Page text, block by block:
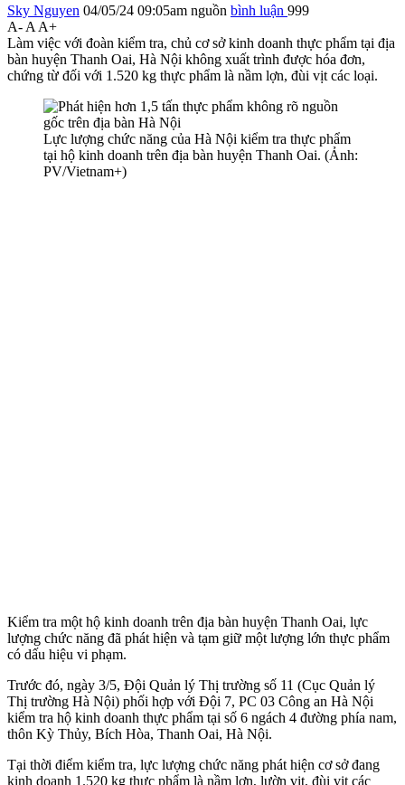
Sky Nguyen 04/05/24 09:05am nguồn bình luận 999
A- A A+
Làm việc với đoàn kiểm tra, chủ cơ sở kinh doanh thực phẩm tại địa
bàn huyện Thanh Oai, Hà Nội không xuất trình được hóa đơn,
chứng từ đối với 1.520 kg thực phẩm là nầm lợn, đùi vịt các loại.
Lực lượng chức năng của Hà Nội kiểm tra thực phẩm
tại hộ kinh doanh trên địa bàn huyện Thanh Oai. (Ảnh:
PV/Vietnam+)
Kiểm tra một hộ kinh doanh trên địa bàn huyện Thanh Oai, lực
lượng chức năng đã phát hiện và tạm giữ một lượng lớn thực phẩm
có dấu hiệu vi phạm.
Trước đó, ngày 3/5, Đội Quản lý Thị trường số 11 (Cục Quản lý
Thị trường Hà Nội) phối hợp với Đội 7, PC 03 Công an Hà Nội
kiểm tra hộ kinh doanh thực phẩm tại số 6 ngách 4 đường phía nam,
thôn Kỳ Thủy, Bích Hòa, Thanh Oai, Hà Nội.
Tại thời điểm kiểm tra, lực lượng chức năng phát hiện cơ sở đang
kinh doanh 1.520 kg thực phẩm là nầm lợn, lườn vịt, đùi vịt các